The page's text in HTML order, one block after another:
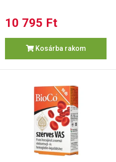
10 795 Ft
Kosárba rakom